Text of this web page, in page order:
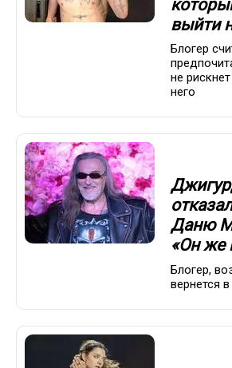
выйти
Блогер
не
него
Даню
«Он же
Блогер,
вернется